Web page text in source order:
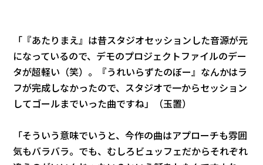
「『あたりまえ』は昔スタジオセッションした音源が元
になっているので、デモのプロジェクトファイルのデー
タが超軽い（笑）。『うれいらずたのぼー』なんかはラ
フが完成しなかったので、スタジオで一からセッション
してゴールまでいった曲ですね」（玉置）
「そういう意味でいうと、今作の曲はアプローチも雰囲
気もバラバラ。でも、むしろビュッフェだからそれぞれ